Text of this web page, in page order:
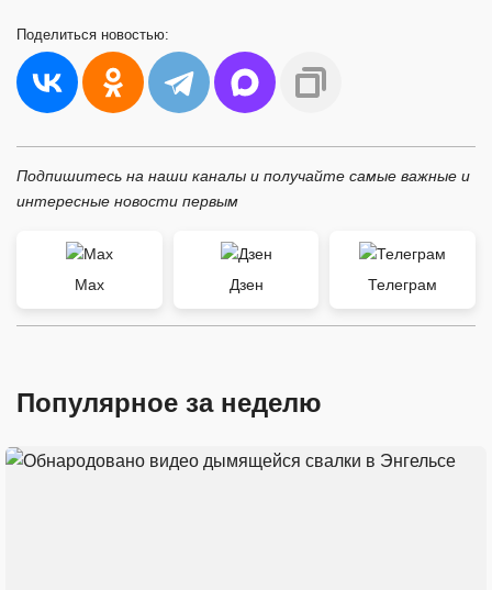
Поделиться новостью:
Подпишитесь на наши каналы и получайте самые важные и
интересные новости первым
Max Дзен Телеграм
Популярное за неделю